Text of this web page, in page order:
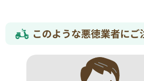
このような悪徳業者にご